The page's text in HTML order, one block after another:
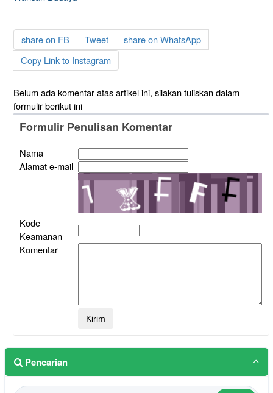
share on FB Tweet
share on WhatsApp
Copy Link to Instagram
Belum ada komentar atas artikel ini, silakan tuliskan dalam
formulir berikut ini
Formulir Penulisan Komentar
Nama
Alamat e-mail
Kode
Keamanan
Komentar
Pencarian